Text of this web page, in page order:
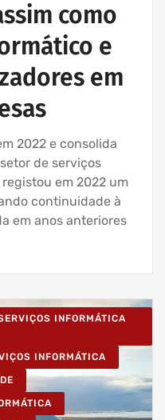
como
e
em
2022 e consolida
de serviços
em 2022 um
continuidade à
em anos anteriores
INFORMÁTICA
INFORMÁTICA